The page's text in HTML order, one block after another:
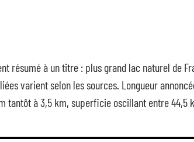
résumé à un titre : plus grand lac naturel de
varient selon les sources. Longueur
tantôt à 3,5 km, superficie oscillant entre 44,5